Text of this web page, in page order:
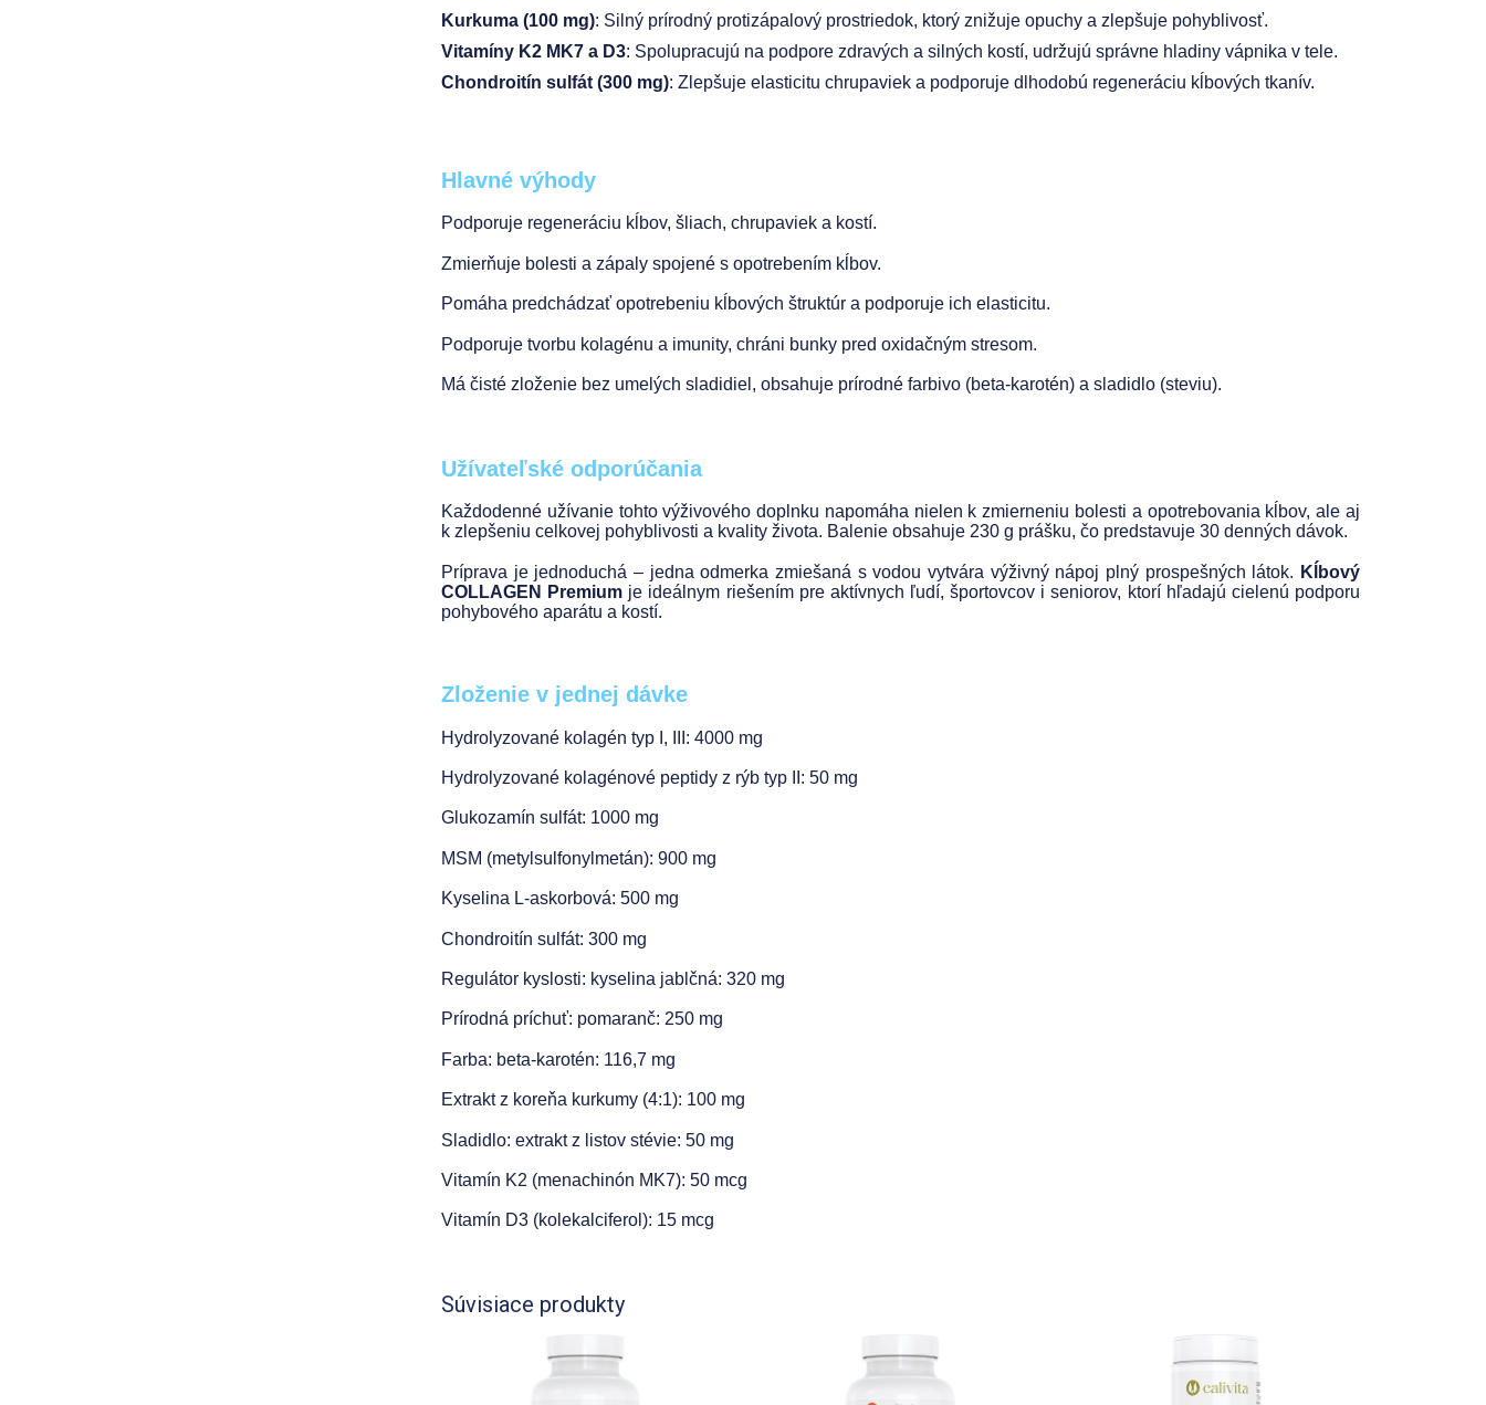
Kurkuma (100 mg): Silný prírodný protizápalový prostriedok, ktorý znižuje opuchy a zlepšuje pohyblivosť.
Vitamíny K2 MK7 a D3: Spolupracujú na podpore zdravých a silných kostí, udržujú správne hladiny vápnika v tele.
Chondroitín sulfát (300 mg): Zlepšuje elasticitu chrupaviek a podporuje dlhodobú regeneráciu kĺbových tkanív.
Hlavné výhody
Podporuje regeneráciu kĺbov, šliach, chrupaviek a kostí.
Zmierňuje bolesti a zápaly spojené s opotrebením kĺbov.
Pomáha predchádzať opotrebeniu kĺbových štruktúr a podporuje ich elasticitu.
Podporuje tvorbu kolagénu a imunity, chráni bunky pred oxidačným stresom.
Má čisté zloženie bez umelých sladidiel, obsahuje prírodné farbivo (beta-karotén) a sladidlo (steviu).
Užívateľské odporúčania
Každodenné užívanie tohto výživového doplnku napomáha nielen k zmierneniu bolesti a opotrebovania kĺbov, ale aj
k zlepšeniu celkovej pohyblivosti a kvality života. Balenie obsahuje 230 g prášku, čo predstavuje 30 denných dávok.
Príprava je jednoduchá – jedna odmerka zmiešaná s vodou vytvára výživný nápoj plný prospešných látok. Kĺbový
COLLAGEN Premium je ideálnym riešením pre aktívnych ľudí, športovcov i seniorov, ktorí hľadajú cielenú podporu
pohybového aparátu a kostí.
Zloženie v jednej dávke
Hydrolyzované kolagén typ I, III: 4000 mg
Hydrolyzované kolagénové peptidy z rýb typ II: 50 mg
Glukozamín sulfát: 1000 mg
MSM (metylsulfonylmetán): 900 mg
Kyselina L-askorbová: 500 mg
Chondroitín sulfát: 300 mg
Regulátor kyslosti: kyselina jablčná: 320 mg
Prírodná príchuť: pomaranč: 250 mg
Farba: beta-karotén: 116,7 mg
Extrakt z koreňa kurkumy (4:1): 100 mg
Sladidlo: extrakt z listov stévie: 50 mg
Vitamín K2 (menachinón MK7): 50 mcg
Vitamín D3 (kolekalciferol): 15 mcg
Súvisiace produkty